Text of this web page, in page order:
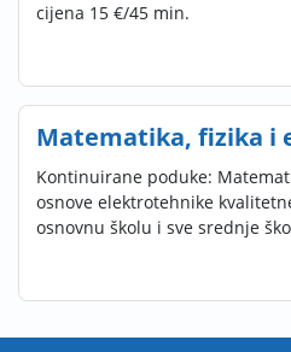
cijena 15 €/45 min.
Matematika, fizika i
Kontinuirane poduke:
osnove elektrotehnike
osnovnu školu i sve srednje